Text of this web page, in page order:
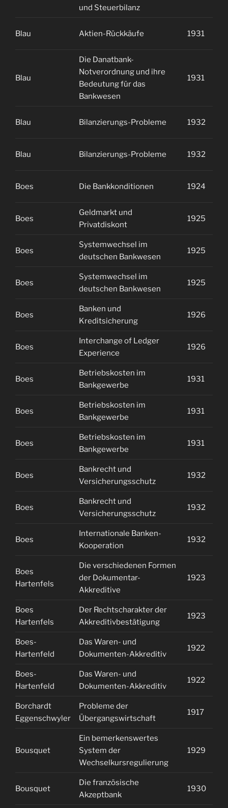
und Steuerbilanz
Blau Aktien-Rückkäufe 1931
Blau
Die Danatbank-
Notverordnung und ihre
Bedeutung für das
Bankwesen
1931
Blau Bilanzierungs-Probleme 1932
Blau Bilanzierungs-Probleme 1932
Boes Die Bankkonditionen 1924
Boes
Geldmarkt und
Privatdiskont
1925
Boes
Systemwechsel im
deutschen Bankwesen
1925
Boes
Systemwechsel im
deutschen Bankwesen
1925
Boes
Banken und
Kreditsicherung
1926
Boes
Interchange of Ledger
Experience
1926
Boes
Betriebskosten im
Bankgewerbe
1931
Boes
Betriebskosten im
Bankgewerbe
1931
Boes
Betriebskosten im
Bankgewerbe
1931
Boes
Bankrecht und
Versicherungsschutz
1932
Boes
Bankrecht und
Versicherungsschutz
1932
Boes
Internationale Banken-
Kooperation
1932
Boes
Hartenfels
Die verschiedenen Formen
der Dokumentar-
Akkreditive
1923
Boes
Hartenfels
Der Rechtscharakter der
Akkreditivbestätigung
1923
Boes-
Hartenfeld
Das Waren- und
Dokumenten-Akkreditiv
1922
Boes-
Hartenfeld
Das Waren- und
Dokumenten-Akkreditiv
1922
Borchardt
Eggenschwyler
Probleme der
Übergangswirtschaft
1917
Bousquet
Ein bemerkenswertes
System der
Wechselkursregulierung
1929
Bousquet
Die französische
Akzeptbank
1930